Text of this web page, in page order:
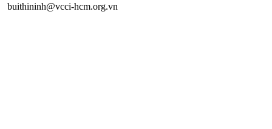
buithininh@vcci-hcm.org.vn